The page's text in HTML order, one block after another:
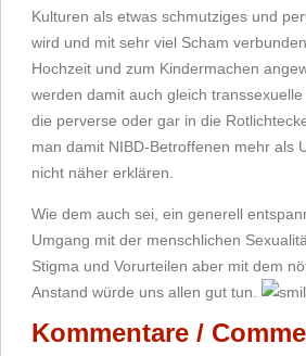
Kulturen als etwas schmutziges und
wird und mit sehr viel Scham
Hochzeit und zum Kindermachen
werden damit auch gleich
die perverse oder gar in die
man damit NIBD-Betroffenen mehr als
nicht näher erklären.
Wie dem auch sei, ein generell
Umgang mit der menschlichen
Stigma und Vorurteilen aber mit dem
Anstand würde uns allen gut tun.
Kommentare /